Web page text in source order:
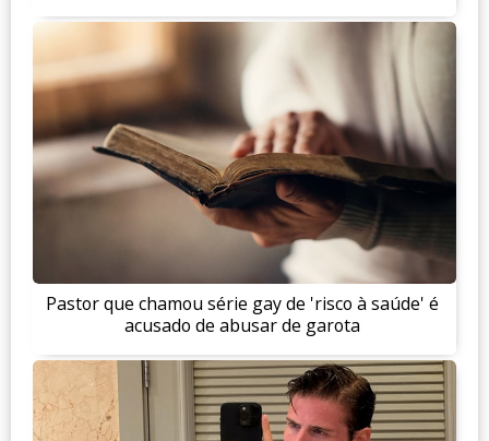
Pastor que chamou série gay de 'risco à saúde' é
acusado de abusar de garota